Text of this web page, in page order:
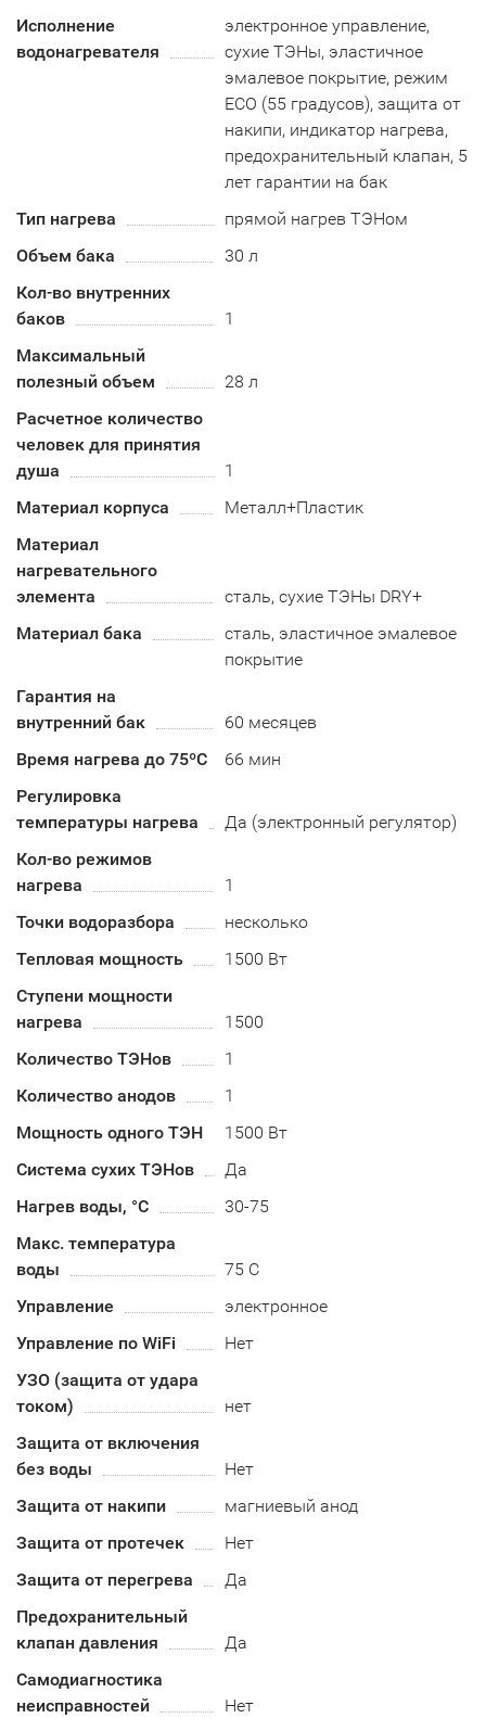
Исполнение
водонагревателя
электронное управление,
сухие ТЭНы, эластичное
эмалевое покрытие, режим
ECO (55 градусов), защита от
накипи, индикатор нагрева,
предохранительный клапан, 5
лет гарантии на бак
Тип нагрева
прямой нагрев ТЭНом
Объем бака
30 л
Кол-во внутренних
баков
1
Максимальный
полезный объем
28 л
Расчетное количество
человек для принятия
душа
1
Материал корпуса
Металл+Пластик
Материал
нагревательного
элемента
сталь, сухие ТЭНы DRY+
Материал бака
сталь, эластичное эмалевое
покрытие
Гарантия на
внутренний бак
60 месяцев
Время нагрева до 75ºС
66 мин
Регулировка
температуры нагрева
Да (электронный регулятор)
Кол-во режимов
нагрева
1
Точки водоразбора
несколько
Тепловая мощность
1500 Вт
Ступени мощности
нагрева
1500
Количество ТЭНов
1
Количество анодов
1
Мощность одного ТЭН
1500 Вт
Система сухих ТЭНов
Да
Нагрев воды, °С
30-75
Макс. температура
воды
75 С
Управление
электронное
Управление по WiFi
Нет
УЗО (защита от удара
током)
нет
Защита от включения
без воды
Нет
Защита от накипи
магниевый анод
Защита от протечек
Нет
Защита от перегрева
Да
Предохранительный
клапан давления
Да
Самодиагностика
неисправностей
Нет